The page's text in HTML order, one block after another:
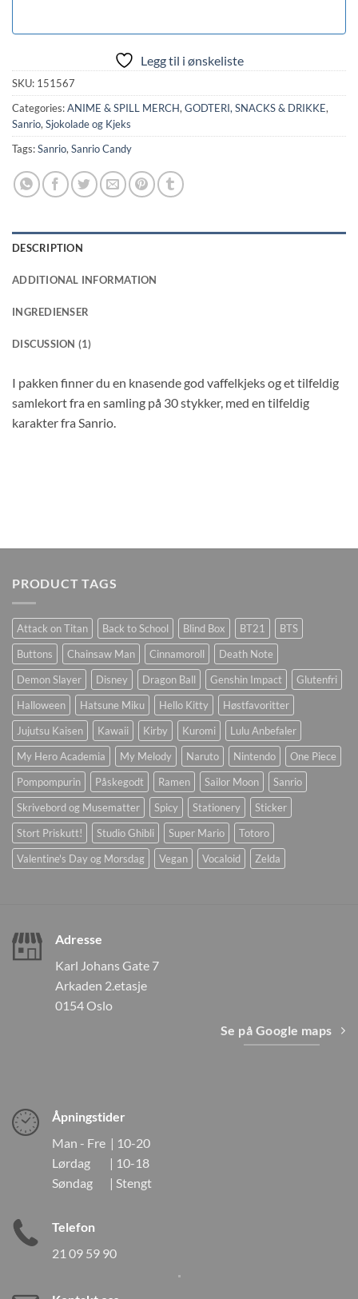
Legg til i ønskeliste
SKU: 151567
Categories:ANIME & SPILL MERCH,GODTERI, SNACKS & DRIKKE,
Sanrio,Sjokolade og Kjeks
Tags:Sanrio,Sanrio Candy
DESCRIPTION
ADDITIONAL INFORMATION
INGREDIENSER
DISCUSSION (1)
I pakken finner du en knasende god vaffelkjeks og et tilfeldig
samlekort fra en samling på 30 stykker, med en tilfeldig
karakter fra Sanrio.
PRODUCT TAGS
Attack on Titan Back to School Blind Box BT21
BTS
Buttons
Chainsaw Man Cinnamoroll
Death Note
Demon Slayer
Disney Dragon Ball Genshin Impact
Glutenfri
Halloween
Hatsune Miku Hello Kitty
Høstfavoritter
Jujutsu Kaisen
Kawaii Kirby Kuromi
Lulu Anbefaler
My Hero Academia
My Melody Naruto Nintendo
One Piece
Pompompurin
Påskegodt Ramen Sailor Moon
Sanrio
Skrivebord og Musematter
Spicy Stationery
Sticker
Stort Priskutt!
Studio Ghibli Super Mario
Totoro
Valentine's Day og Morsdag
Vegan Vocaloid Zelda
Adresse
Karl Johans Gate 7
Arkaden 2.etasje
0154 Oslo
Se på Google maps
Åpningstider
Man - Fre | 10-20
Lørdag | 10-18
Søndag | Stengt
Telefon
21 09 59 90